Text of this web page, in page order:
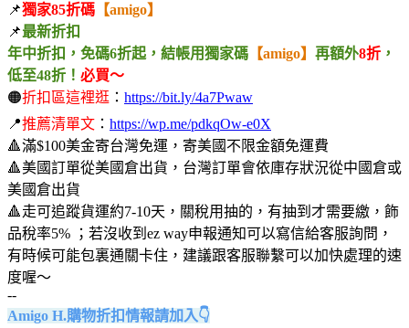
📌獨家85折碼 【amigo】
📌最新折扣
年中折扣，免碼6折起，結帳用獨家碼 【amigo】 再額外8折 ，
低至48折！ 必買～
🟠折扣區這裡逛 ： https://bit.ly/4a7Pwaw
📍推薦清單文 ： https://wp.me/pdkqOw-e0X
🔺滿$100美金寄台灣免運，寄美國不限金額免運費
🔺美國訂單從美國倉出貨，台灣訂單會依庫存狀況從中國倉或
美國倉出貨
🔺走可追蹤貨運約7-10天，關稅用抽的，有抽到才需要繳，飾
品稅率5% ；若沒收到ez way申報通知可以寫信給客服詢問，
有時候可能包裏通關卡住，建議跟客服聯繫可以加快處理的速
度喔～
--
Amigo H.購物折扣情報請加入👇